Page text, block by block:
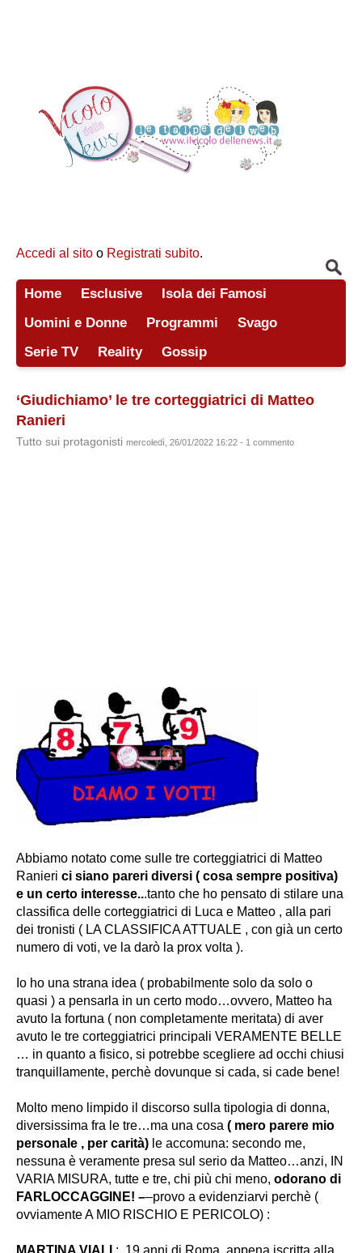
Accedi al sito o Registrati subito.
Home Esclusive
Isola dei Famosi
Uomini e Donne
Programmi
Svago
Serie TV
Reality Gossip
‘Giudichiamo’ le tre corteggiatrici di Matteo
Ranieri
Tutto sui protagonisti mercoledì, 26/01/2022 16:22 - 1 commento
Abbiamo notato come sulle tre corteggiatrici di Matteo
Ranieri ci siano pareri diversi ( cosa sempre positiva)
e un certo interesse...tanto che ho pensato di stilare una
classifica delle corteggiatrici di Luca e Matteo , alla pari
dei tronisti ( LA CLASSIFICA ATTUALE , con già un certo
numero di voti, ve la darò la prox volta ).
Io ho una strana idea ( probabilmente solo da solo o
quasi ) a pensarla in un certo modo…ovvero, Matteo ha
avuto la fortuna ( non completamente meritata) di aver
avuto le tre corteggiatrici principali VERAMENTE BELLE
… in quanto a fisico, si potrebbe scegliere ad occhi chiusi
tranquillamente, perchè dovunque si cada, si cade bene!
Molto meno limpido il discorso sulla tipologia di donna,
diversissima fra le tre…ma una cosa ( mero parere mio
personale , per carità) le accomuna: secondo me,
nessuna è veramente presa sul serio da Matteo…anzi, IN
VARIA MISURA, tutte e tre, chi più chi meno, odorano di
FARLOCCAGGINE! ––provo a evidenziarvi perchè (
ovviamente A MIO RISCHIO E PERICOLO) :
MARTINA VIALI : 19 anni di Roma, appena iscritta alla